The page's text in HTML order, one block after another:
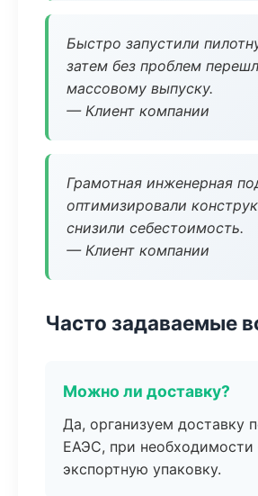
Быстро запустили
затем без проблем
массовому выпуску.
— Клиент компании
Грамотная инженерная
оптимизировали
снизили себестоимость.
— Клиент компании
Часто задаваемые
Можно ли доставку?
Да, организуем доставку
ЕАЭС, при
экспортную упаковку.